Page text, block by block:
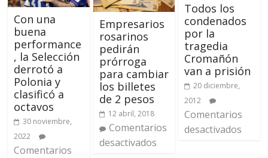
Con una
buena
performance
, la Selección
derrotó a
Polonia y
clasificó a
octavos
30 noviembre,
2022
Comentarios
Empresarios
rosarinos
pedirán
prórroga
para cambiar
los billetes
de 2 pesos
12 abril, 2018
Comentarios
desactivados
Todos los
condenados
por la
tragedia
Cromañón
van a prisión
20 diciembre,
2012
Comentarios
desactivados